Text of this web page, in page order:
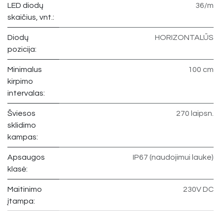
LED diodų
skaičius, vnt.:
36/m
Diodų
pozicija:
HORIZONTALŪS
Minimalus
kirpimo
intervalas:
100 cm
Šviesos
sklidimo
kampas:
270 laipsn.
Apsaugos
klasė:
IP67 (naudojimui lauke)
Maitinimo
įtampa:
230V DC